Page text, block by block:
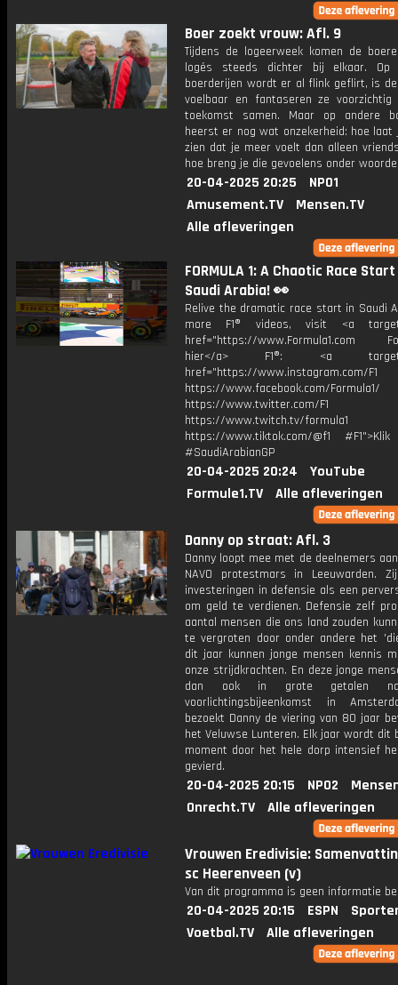
Boer zoekt vrouw: Afl. 9
Tijdens de logeerweek komen de
logés steeds dichter bij elkaar. Op
boerderijen wordt er al flink geflirt, is
voelbaar en fantaseren ze voorzichtig
toekomst samen. Maar op andere
heerst er nog wat onzekerheid: hoe laat
zien dat je meer voelt dan alleen
hoe breng je die gevoelens onder
20-04-2025 20:25
NPO1
Amusement.TV
Mensen.TV
Alle afleveringen
FORMULA 1: A Chaotic Race
Saudi Arabia! 👀
Relive the dramatic race start in Saudi
more F1® videos, visit <a
href="https://www.Formula1.com
hier</a> F1®: <a
href="https://www.instagram.com/F1
https://www.facebook.com/Formula1/
https://www.twitter.com/F1
https://www.twitch.tv/formula1
https://www.tiktok.com/@f1
#SaudiArabianGP
20-04-2025 20:24
YouTube
Formule1.TV
Alle afleveringen
Danny op straat: Afl. 3
Danny loopt mee met de deelnemers
NAVO protestmars in Leeuwarden.
investeringen in defensie als een
om geld te verdienen. Defensie zelf
aantal mensen die ons land zouden
te vergroten door onder andere het
dit jaar kunnen jonge mensen kennis
onze strijdkrachten. En deze jonge
dan ook in grote getalen
voorlichtingsbijeenkomst in
bezoekt Danny de viering van 80 jaar
het Veluwse Lunteren. Elk jaar wordt dit
moment door het hele dorp intensief
gevierd.
20-04-2025 20:15 NPO2
Onrecht.TV
Alle afleveringen
Vrouwen Eredivisie:
sc Heerenveen (v)
Van dit programma is geen informatie
20-04-2025 20:15 ESPN
Voetbal.TV
Alle afleveringen